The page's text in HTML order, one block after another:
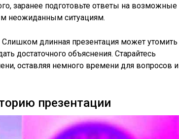
заранее подготовьте ответы на возможные
неожиданным ситуациям.
Слишком длинная презентация может утомить
достаточного объяснения. Старайтесь
оставляя немного времени для вопросов и
презентации